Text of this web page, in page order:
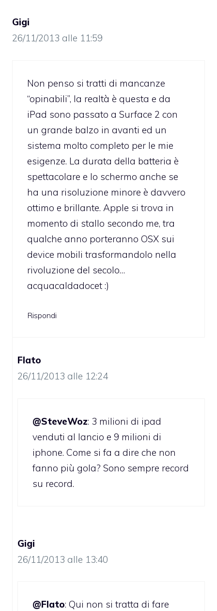
Gigi
26/11/2013 alle 11:59
Non penso si tratti di mancanze
“opinabili”, la realtà è questa e da
iPad sono passato a Surface 2 con
un grande balzo in avanti ed un
sistema molto completo per le mie
esigenze. La durata della batteria è
spettacolare e lo schermo anche se
ha una risoluzione minore è davvero
ottimo e brillante. Apple si trova in
momento di stallo secondo me, tra
qualche anno porteranno OSX sui
device mobili trasformandolo nella
rivoluzione del secolo…
acquacaldadocet :)
Rispondi
Flato
26/11/2013 alle 12:24
@SteveWoz: 3 milioni di ipad
venduti al lancio e 9 milioni di
iphone. Come si fa a dire che non
fanno più gola? Sono sempre record
su record.
Gigi
26/11/2013 alle 13:40
@Flato: Qui non si tratta di fare